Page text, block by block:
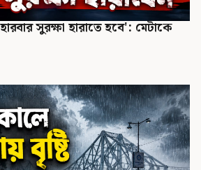
সুরক্ষা হারাতে হবে': মেটাকে